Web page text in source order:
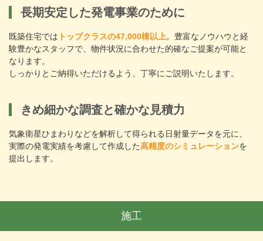
長期安定した発電事業のために
既築住宅では トップクラスの47,000棟以上。豊富なノウハウと経
験豊かなスタッフで、物件状況に合わせた的確なご提案が可能と
なります。
しっかりとご納得いただけるよう、丁寧にご説明いたします。
きめ細かな調査と確かな見積力
気象衛星ひまわりなどを解析して得られる日射量データを元に、
実際の発電実績を考慮して作成した高精度のシミュレーションを
提出します。
施工